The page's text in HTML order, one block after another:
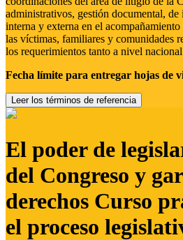
administrativos, gestión documental,
interna y externa en el
las víctimas, familiares y comunidades
los requerimientos tanto a nivel
Fecha límite para entregar hojas de
Leer los términos de referencia
El poder de
del Congreso y
derechos Curso
el proceso